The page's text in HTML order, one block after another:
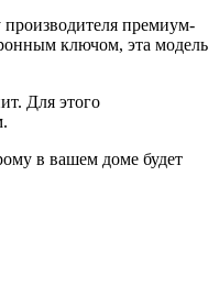
премиум-
ключом, эта модель
Для этого
в вашем доме будет